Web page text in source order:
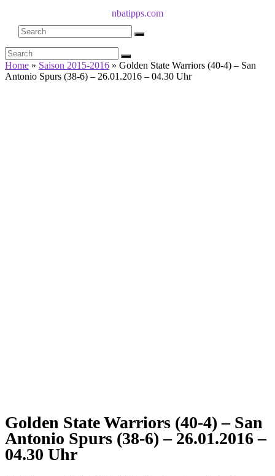
nbatipps.com
Home » Saison 2015-2016 » Golden State Warriors (40-4) – San
Antonio Spurs (38-6) – 26.01.2016 – 04.30 Uhr
Golden State Warriors (40-4) – San
Antonio Spurs (38-6) – 26.01.2016 –
04.30 Uhr